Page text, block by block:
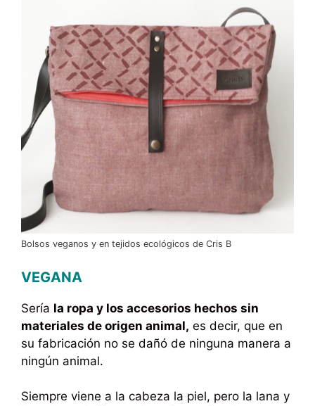
Bolsos veganos y en tejidos ecológicos de Cris B
VEGANA
Sería la ropa y los accesorios hechos sin
materiales de origen animal, es decir, que en
su fabricación no se dañó de ninguna manera a
ningún animal.
Siempre viene a la cabeza la piel, pero la lana y